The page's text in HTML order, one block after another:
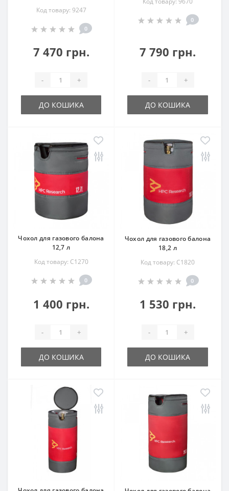
Код товару: 9247
0
7 470 грн.
- +
ДО КОШИКА
0
7 790 грн.
- +
ДО КОШИКА
Чохол для газового балона
12,7 л
Код товару: C1270
0
1 400 грн.
- +
ДО КОШИКА
Чохол для газового балона
18,2 л
Код товару: C1820
0
1 530 грн.
- +
ДО КОШИКА